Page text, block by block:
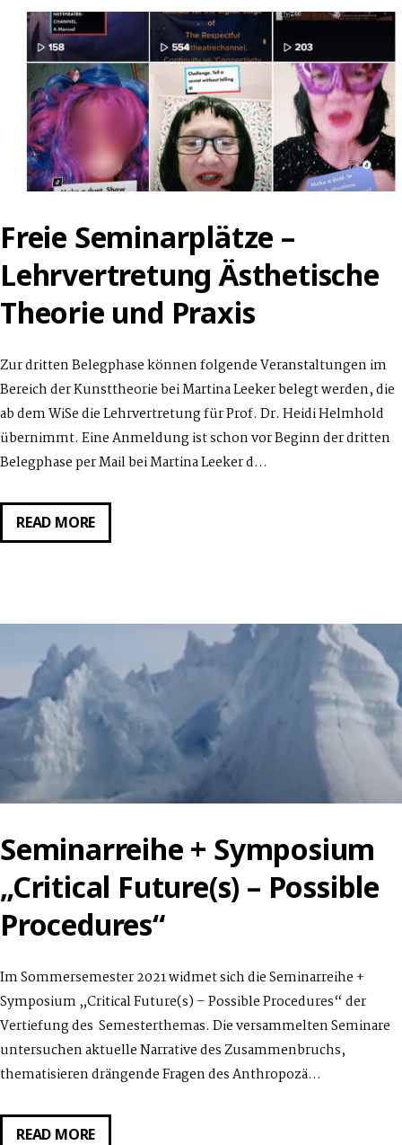
POSSIBLE
PROCEDURES
Freie Seminarplätze –
Lehrvertretung Ästhetische
Theorie und Praxis
Zur dritten Belegphase können folgende Veranstaltungen im
Bereich der Kunsttheorie bei Martina Leeker belegt werden, die
ab dem WiSe die Lehrvertretung für Prof. Dr. Heidi Helmhold
übernimmt. Eine Anmeldung ist schon vor Beginn der dritten
Belegphase per Mail bei Martina Leeker d…
READ MOREFREIE
SEMINARPLÄTZE
UND
Seminarreihe + Symposium
„Critical Future(s) – Possible
Procedures“
Im Sommersemester 2021 widmet sich die Seminarreihe +
Symposium „Critical Future(s) – Possible Procedures“ der
Vertiefung des Semesterthemas. Die versammelten Seminare
untersuchen aktuelle Narrative des Zusammenbruchs,
thematisieren drängende Fragen des Anthropozä…
READ MORESEMINARREIHE